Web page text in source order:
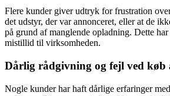
Flere kunder giver udtryk for frustration
det udstyr, der var annonceret, eller at de
på grund af manglende opladning. Dette
mistillid til virksomheden.
Dårlig rådgivning og fejl ved køb
Nogle kunder har haft dårlige erfaringer